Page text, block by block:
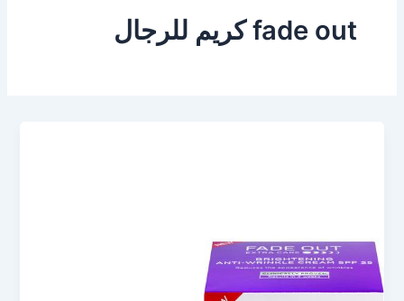
fade out كريم للرجال